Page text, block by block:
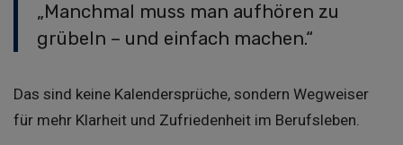
„Manchmal muss man aufhören zu
grübeln – und einfach machen.“
Das sind keine Kalendersprüche, sondern Wegweiser
für mehr Klarheit und Zufriedenheit im Berufsleben.